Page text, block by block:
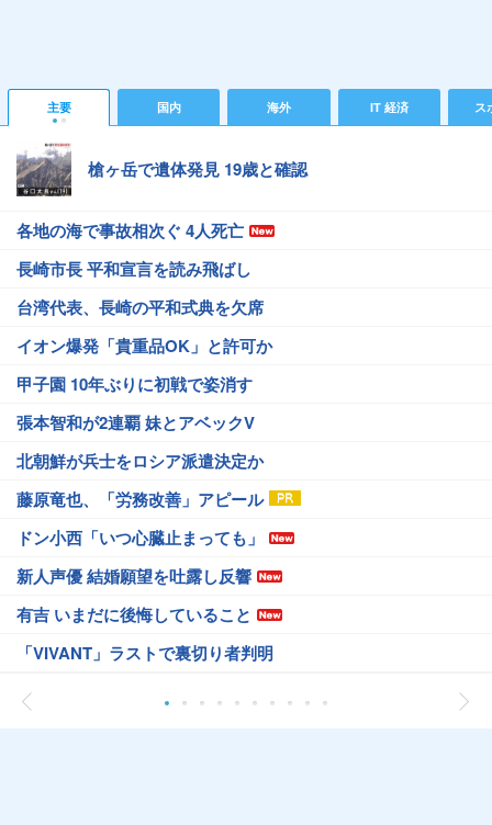
主要 国内 海外 IT 経済 ス
槍ヶ岳で遺体発見 19歳と確認
各地の海で事故相次ぐ 4人死亡
長崎市長 平和宣言を読み飛ばし
台湾代表、長崎の平和式典を欠席
イオン爆発「貴重品OK」と許可か
甲子園 10年ぶりに初戦で姿消す
張本智和が2連覇 妹とアベックV
北朝鮮が兵士をロシア派遣決定か
藤原竜也、「労務改善」アピール
ドン小西「いつ心臓止まっても」
新人声優 結婚願望を吐露し反響
有吉 いまだに後悔していること
「VIVANT」ラストで裏切り者判明